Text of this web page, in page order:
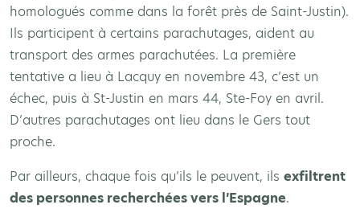
homologués comme dans la forêt près de Saint-Justin).
Ils participent à certains parachutages, aident au
transport des armes parachutées. La première
tentative a lieu à Lacquy en novembre 43, c’est un
échec, puis à St-Justin en mars 44, Ste-Foy en avril.
D’autres parachutages ont lieu dans le Gers tout
proche.
Par ailleurs, chaque fois qu’ils le peuvent, ils exfiltrent
des personnes recherchées vers l’Espagne.